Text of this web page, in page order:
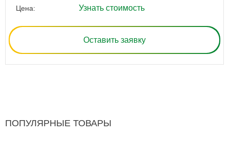
Цена: Узнать стоимость
Оставить заявку
ПОПУЛЯРНЫЕ ТОВАРЫ